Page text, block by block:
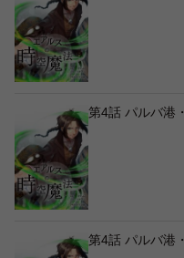
第4話 パルバ港
第4話 パルバ港